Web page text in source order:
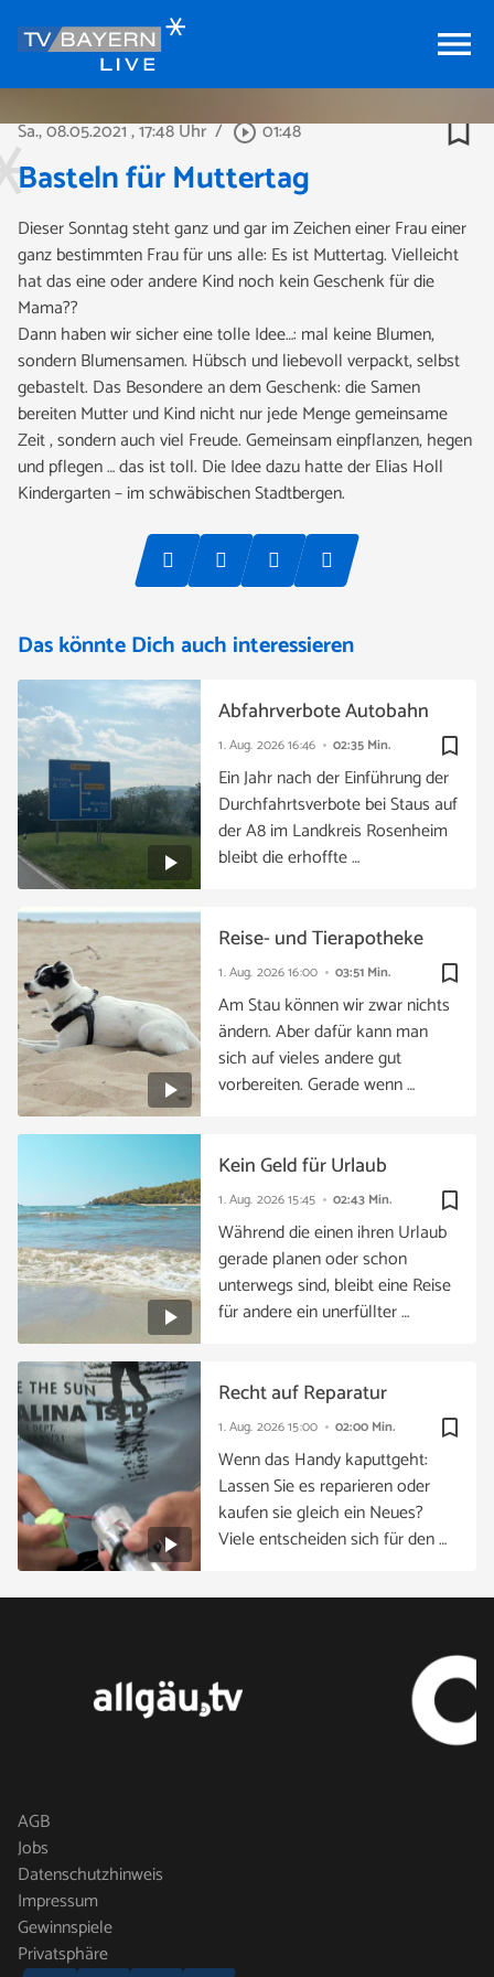
menu
Sa., 08.05.2021, 17:48 Uhr / play_circle_outline01:48 bookmark_border
Basteln für Muttertag
Dieser Sonntag steht ganz und gar im Zeichen einer Frau einer
ganz bestimmten Frau für uns alle: Es ist Muttertag. Vielleicht
hat das eine oder andere Kind noch kein Geschenk für die
Mama??
Dann haben wir sicher eine tolle Idee…: mal keine Blumen,
sondern Blumensamen. Hübsch und liebevoll verpackt, selbst
gebastelt. Das Besondere an dem Geschenk: die Samen
bereiten Mutter und Kind nicht nur jede Menge gemeinsame
Zeit , sondern auch viel Freude. Gemeinsam einpflanzen, hegen
und pflegen … das ist toll. Die Idee dazu hatte der Elias Holl
Kindergarten – im schwäbischen Stadtbergen.
Das könnte Dich auch interessieren
bookmark_border
1. Aug. 202616:46 02:35 Min.
Abfahrverbote Autobahn
Ein Jahr nach der Einführung der
Durchfahrtsverbote bei Staus auf
der A8 im Landkreis Rosenheim
bleibt die erhoffte …
bookmark_border
1. Aug. 202616:00 03:51 Min.
Reise- und Tierapotheke
Am Stau können wir zwar nichts
ändern. Aber dafür kann man
sich auf vieles andere gut
vorbereiten. Gerade wenn …
bookmark_border
1. Aug. 202615:45 02:43 Min.
Kein Geld für Urlaub
Während die einen ihren Urlaub
gerade planen oder schon
unterwegs sind, bleibt eine Reise
für andere ein unerfüllter …
bookmark_border
1. Aug. 202615:00 02:00 Min.
Recht auf Reparatur
Wenn das Handy kaputtgeht:
Lassen Sie es reparieren oder
kaufen sie gleich ein Neues?
Viele entscheiden sich für den …
AGB
Jobs
Datenschutzhinweis
Impressum
Gewinnspiele
Privatsphäre